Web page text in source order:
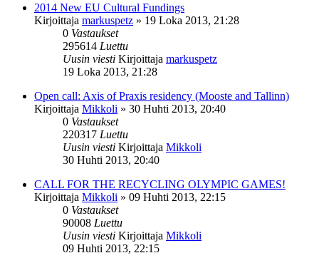
2014 New EU Cultural Fundings
Kirjoittaja markuspetz » 19 Loka 2013, 21:28
0 Vastaukset
295614 Luettu
Uusin viesti Kirjoittaja markuspetz
19 Loka 2013, 21:28
Open call: Axis of Praxis residency (Mooste and Tallinn)
Kirjoittaja Mikkoli » 30 Huhti 2013, 20:40
0 Vastaukset
220317 Luettu
Uusin viesti Kirjoittaja Mikkoli
30 Huhti 2013, 20:40
CALL FOR THE RECYCLING OLYMPIC GAMES!
Kirjoittaja Mikkoli » 09 Huhti 2013, 22:15
0 Vastaukset
90008 Luettu
Uusin viesti Kirjoittaja Mikkoli
09 Huhti 2013, 22:15